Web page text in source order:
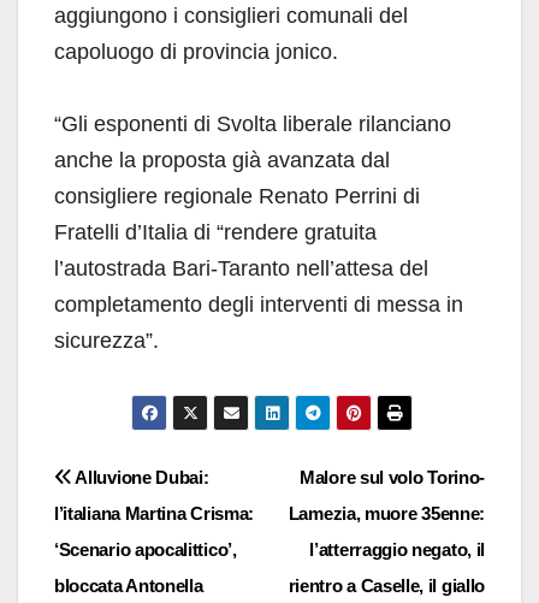
aggiungono i consiglieri comunali del
capoluogo di provincia jonico.
“Gli esponenti di Svolta liberale rilanciano
anche la proposta già avanzata dal
consigliere regionale Renato Perrini di
Fratelli d’Italia di “rendere gratuita
l’autostrada Bari-Taranto nell’attesa del
completamento degli interventi di messa in
sicurezza”.
Navigazione
articoli
Malore sul volo Torino-
Lamezia, muore 35enne:
l’atterraggio negato, il
rientro a Caselle, il giallo
Alluvione Dubai:
l’italiana Martina Crisma:
‘Scenario apocalittico’,
bloccata Antonella